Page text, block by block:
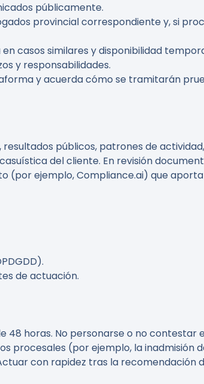
públicamente.
provincial correspondiente y, si
casos similares y disponibilidad
y responsabilidades.
y acuerda cómo se tramitarán
públicos, patrones de
del cliente. En revisión
(por ejemplo, Compliance.ai) que
de actuación.
48 horas. No personarse o no contestar
procesales (por ejemplo, la inadmisión
con rapidez tras la recomendación